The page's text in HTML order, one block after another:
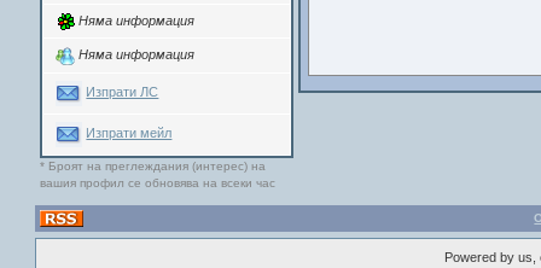
Няма информация
Няма информация
Изпрати ЛС
Изпрати мейл
* Броят на преглеждания (интерес) на
вашия профил се обновява на всеки час
бъдещето,
проследява млад
унищожена от демонът
Джим Наш е бивш
Powered by